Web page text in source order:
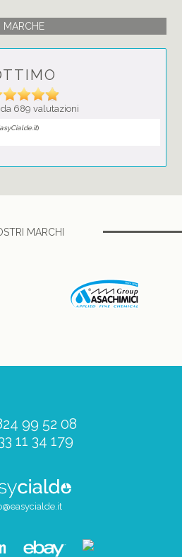
MARCHE
689 valutazioni
)
MARCHI
99 52 08
11 34 179